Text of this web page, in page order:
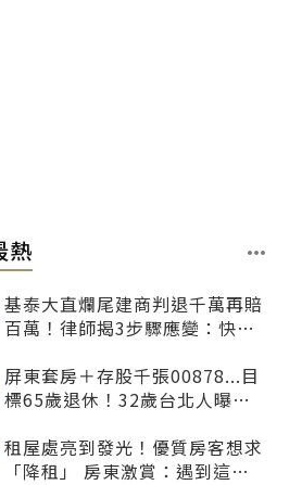
熱
基泰大直爛尾建商判退千萬再賠
百萬！律師揭3步驟應變：快通
屏東套房＋存股千張00878...目
標65歲退休！32歲台北人曝：
租屋處亮到發光！優質房客想求
「降租」 房東激賞：遇到這種